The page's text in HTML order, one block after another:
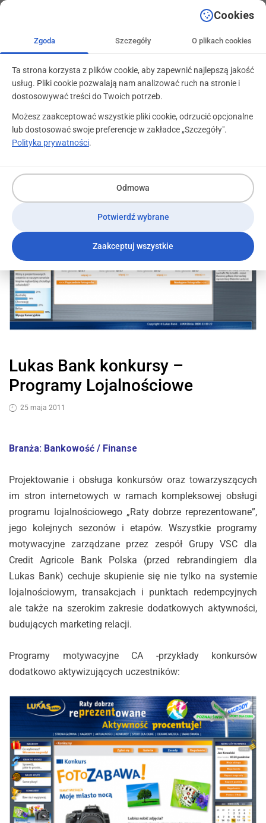
kontakt@programylojalnosciowe.pl
Lukas Bank konkursy –
Programy Lojalnościowe
25 maja 2011
Branża: Bankowość / Finanse
Projektowanie i obsługa konkursów oraz towarzyszących
im stron internetowych w ramach kompleksowej obsługi
programu lojalnościowego „Raty dobrze reprezentowane”,
jego kolejnych sezonów i etapów. Wszystkie programy
motywacyjne zarządzane przez zespół Grupy VSC dla
Credit Agricole Bank Polska (przed rebrandingiem dla
Lukas Bank) cechuje skupienie się nie tylko na systemie
lojalnościowym, transakcjach i punktach redempcyjnych
ale także na szerokim zakresie dodatkowych aktywności,
budujących marketing relacji.
Programy motywacyjne CA -przykłady konkursów
dodatkowo aktywizujących uczestników:
Cookies
Zgoda Szczegóły O plikach cookies
Ta strona korzysta z plików cookie, aby zapewnić najlepszą jakość
usług. Pliki cookie pozwalają nam analizować ruch na stronie i
dostosowywać treści do Twoich potrzeb.
Możesz zaakceptować wszystkie pliki cookie, odrzucić opcjonalne
lub dostosować swoje preferencje w zakładce „Szczegóły".
Polityka prywatności.
Odmowa
Potwierdź wybrane
Zaakceptuj wszystkie